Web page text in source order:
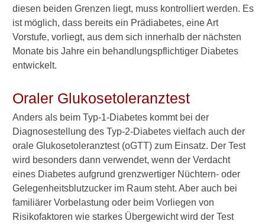
diesen beiden Grenzen liegt, muss kontrolliert werden. Es
ist möglich, dass bereits ein Prädiabetes, eine Art
Vorstufe, vorliegt, aus dem sich innerhalb der nächsten
Monate bis Jahre ein behandlungspflichtiger Diabetes
entwickelt.
Oraler Glukosetoleranztest
Anders als beim Typ-1-Diabetes kommt bei der
Diagnosestellung des Typ-2-Diabetes vielfach auch der
orale Glukosetoleranztest (oGTT) zum Einsatz. Der Test
wird besonders dann verwendet, wenn der Verdacht
eines Diabetes aufgrund grenzwertiger Nüchtern- oder
Gelegenheitsblutzucker im Raum steht. Aber auch bei
familiärer Vorbelastung oder beim Vorliegen von
Risikofaktoren wie starkes Übergewicht wird der Test
Diabetische Neuropathie
Diabetes und COVID-19
10 Tipps bei Diabetes
Forschung
Zusammenfassung
Heilpflanzen und Naturstoffe
bei Diabetes
Diabetes, Typ 1
Verwandte Beiträge